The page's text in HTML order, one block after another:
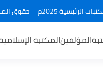
الرئيسية 2025م حقوق
المؤلفينالمكتبة